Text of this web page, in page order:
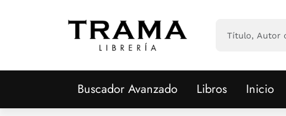
Buscador Avanzado Libros Inicio